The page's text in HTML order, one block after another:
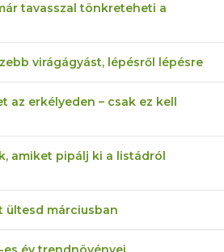
tavasszal tönkreteheti a
virágágyást, lépésről lépésre
erkélyeden – csak ez kell
amiket pipálj ki a listádról
ültesd márciusban